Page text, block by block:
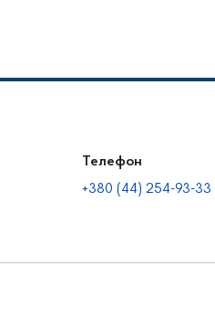
Телефон
+380 (44) 254-93-33